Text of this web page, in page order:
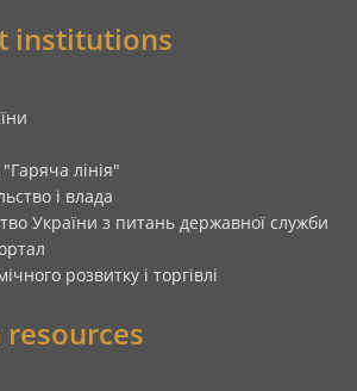
institutions
лінія"
і влада
України з питань державної служби
розвитку і торгівлі